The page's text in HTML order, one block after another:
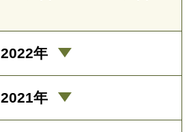
2022年
2021年